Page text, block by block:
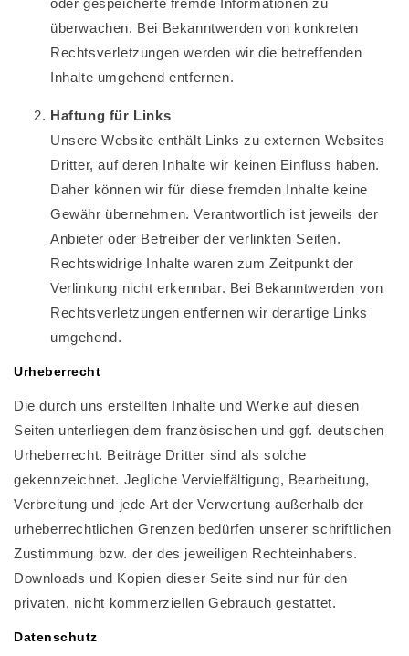
oder gespeicherte fremde Informationen zu
überwachen. Bei Bekanntwerden von konkreten
Rechtsverletzungen werden wir die betreffenden
Inhalte umgehend entfernen.
Haftung für Links
Unsere Website enthält Links zu externen Websites
Dritter, auf deren Inhalte wir keinen Einfluss haben.
Daher können wir für diese fremden Inhalte keine
Gewähr übernehmen. Verantwortlich ist jeweils der
Anbieter oder Betreiber der verlinkten Seiten.
Rechtswidrige Inhalte waren zum Zeitpunkt der
Verlinkung nicht erkennbar. Bei Bekanntwerden von
Rechtsverletzungen entfernen wir derartige Links
umgehend.
Urheberrecht
Die durch uns erstellten Inhalte und Werke auf diesen
Seiten unterliegen dem französischen und ggf. deutschen
Urheberrecht. Beiträge Dritter sind als solche
gekennzeichnet. Jegliche Vervielfältigung, Bearbeitung,
Verbreitung und jede Art der Verwertung außerhalb der
urheberrechtlichen Grenzen bedürfen unserer schriftlichen
Zustimmung bzw. der des jeweiligen Rechteinhabers.
Downloads und Kopien dieser Seite sind nur für den
privaten, nicht kommerziellen Gebrauch gestattet.
Datenschutz